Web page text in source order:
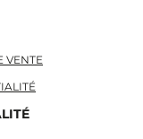
VENTE